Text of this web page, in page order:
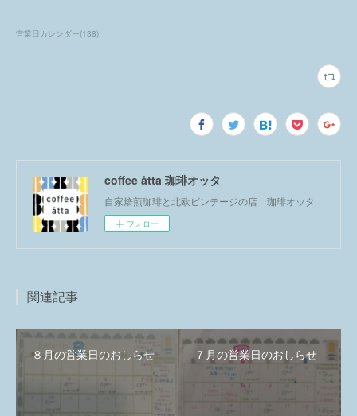
営業日カレンダー(138)
coffee åtta 珈琲オッタ
自家焙煎珈琲と北欧ビンテージの店 珈琲オッタ
フォロー
関連記事
８月の営業日のおしらせ ７月の営業日のおしらせ